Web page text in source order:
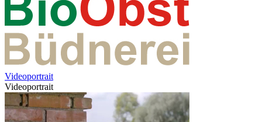
Videoportrait
Videoportrait